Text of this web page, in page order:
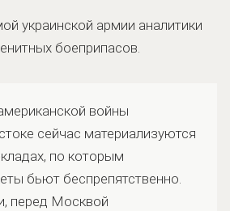
украинской армии аналитики
боеприпасов.
войны
сейчас материализуются
по которым
бьют беспрепятственно.
перед Москвой